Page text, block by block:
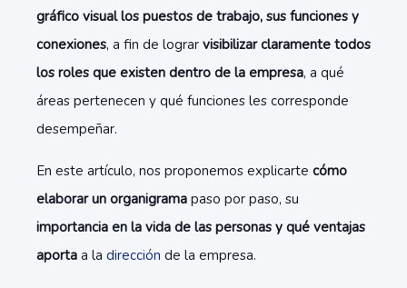
gráfico visual los puestos de trabajo, sus funciones y
conexiones, a fin de lograr visibilizar claramente todos
los roles que existen dentro de la empresa, a qué
áreas pertenecen y qué funciones les corresponde
desempeñar.
En este artículo, nos proponemos explicarte cómo
elaborar un organigrama paso por paso, su
importancia en la vida de las personas y qué ventajas
aporta a la dirección de la empresa.